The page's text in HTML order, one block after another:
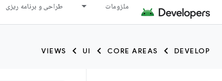
ملزومات طراحی و برنامه ریزی
DEVELOP
CORE AREAS
UI
VIEWS